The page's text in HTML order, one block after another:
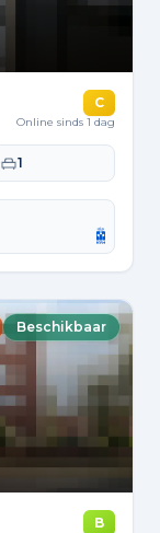
C
Online sinds 1 dag
Slaapkamers
1
Beschikbaar
B